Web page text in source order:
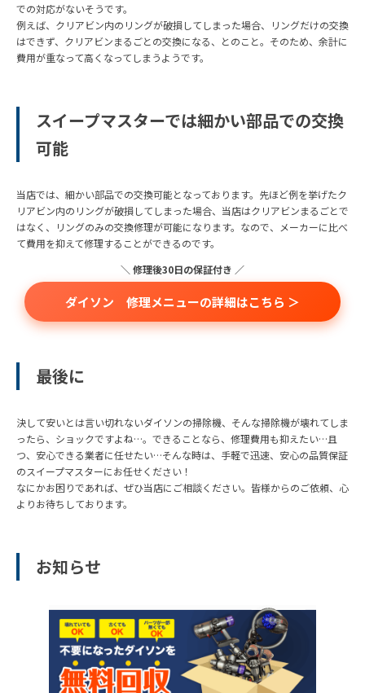
での対応がないそうです。
例えば、クリアビン内のリングが破損してしまった場合、リングだけの交換
はできず、クリアビンまるごとの交換になる、とのこと。そのため、余計に
費用が重なって高くなってしまうようです。
スイープマスターでは細かい部品での交換
可能
当店では、細かい部品での交換可能となっております。先ほど例を挙げたク
リアビン内のリングが破損してしまった場合、当店はクリアビンまるごとで
はなく、リングのみの交換修理が可能になります。なので、メーカーに比べ
て費用を抑えて修理することができるのです。
＼ 修理後30日の保証付き ／
ダイソン 修理メニューの詳細はこちら ＞
最後に
決して安いとは言い切れないダイソンの掃除機、そんな掃除機が壊れてしま
ったら、ショックですよね…。できることなら、修理費用も抑えたい…且
つ、安心できる業者に任せたい…そんな時は、手軽で迅速、安心の品質保証
のスイープマスターにお任せください！
なにかお困りであれば、ぜひ当店にご相談ください。皆様からのご依頼、心
よりお待ちしております。
お知らせ